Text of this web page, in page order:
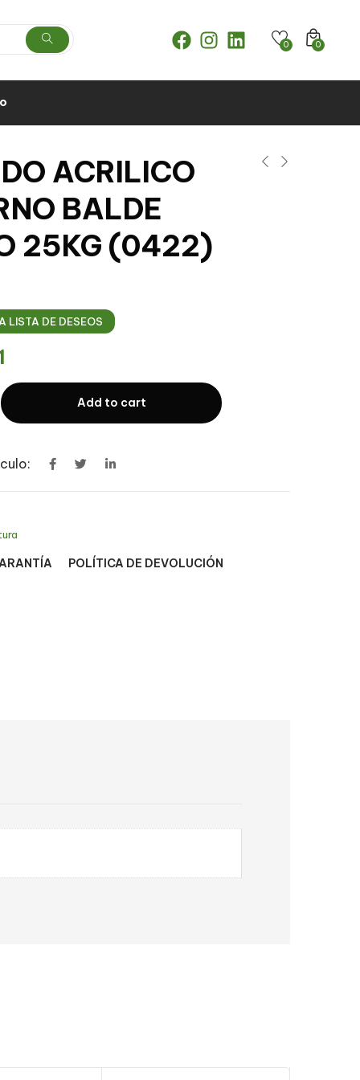
0
0
ACRILICO
BALDE
25KG (0422)
LISTA DE DESEOS
Add to cart
POLÍTICA DE DEVOLUCIÓN